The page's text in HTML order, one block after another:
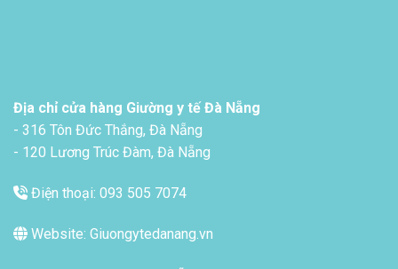
Địa chỉ cửa hàng Giường y tế Đà Nẵng
- 316 Tôn Đức Thắng, Đà Nẵng
- 120 Lương Trúc Đàm, Đà Nẵng
Điện thoại: 093 505 7074
Website: Giuongytedanang.vn